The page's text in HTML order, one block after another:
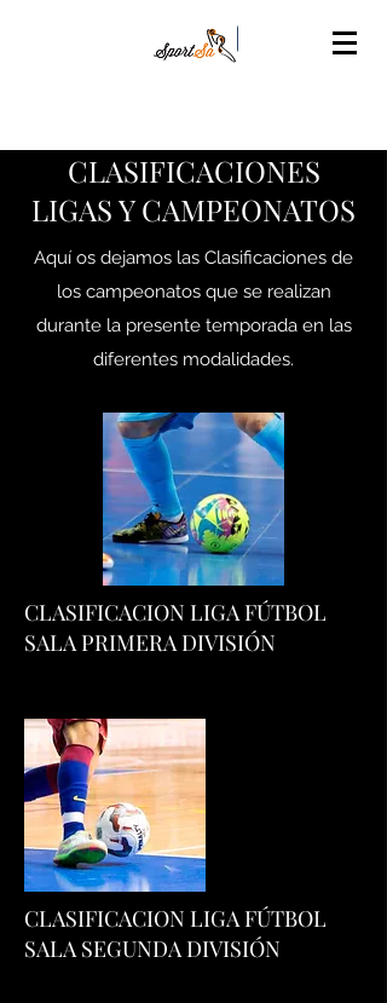
Share
CLASIFICACIONES
LIGAS Y CAMPEONATOS
Aquí os dejamos las Clasificaciones de
los campeonatos que se realizan
durante la presente temporada en las
diferentes modalidades.
CLASIFICACION LIGA FÚTBOL
SALA PRIMERA DIVISIÓN
CLASIFICACION LIGA FÚTBOL
SALA SEGUNDA DIVISIÓN